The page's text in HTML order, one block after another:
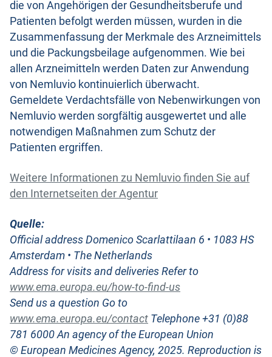
die von Angehörigen der Gesundheitsberufe und
Patienten befolgt werden müssen, wurden in die
Zusammenfassung der Merkmale des Arzneimittels
und die Packungsbeilage aufgenommen. Wie bei
allen Arzneimitteln werden Daten zur Anwendung
von Nemluvio kontinuierlich überwacht.
Gemeldete Verdachtsfälle von Nebenwirkungen von
Nemluvio werden sorgfältig ausgewertet und alle
notwendigen Maßnahmen zum Schutz der
Patienten ergriffen.
Weitere Informationen zu Nemluvio finden Sie auf
den Internetseiten der Agentur
Quelle:
Official address Domenico Scarlattilaan 6 • 1083 HS
Amsterdam • The Netherlands
Address for visits and deliveries Refer to
www.ema.europa.eu/how-to-find-us
Send us a question Go to
www.ema.europa.eu/contact Telephone +31 (0)88
781 6000 An agency of the European Union
© European Medicines Agency, 2025. Reproduction is